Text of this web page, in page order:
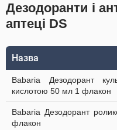
Дезодоранти і
аптеці DS
Назва
Babaria Дезодорант
кислотою 50 мл 1 флакон
Babaria Дезодорант
флакон